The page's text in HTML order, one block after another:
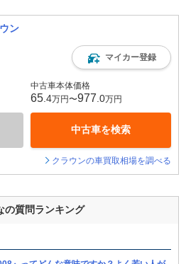
ン
マイカー登録
中古車本体価格
65 .4万円〜977 .0万円
中古車を検索
クラウンの車買取相場を調べる
の質問ランキング